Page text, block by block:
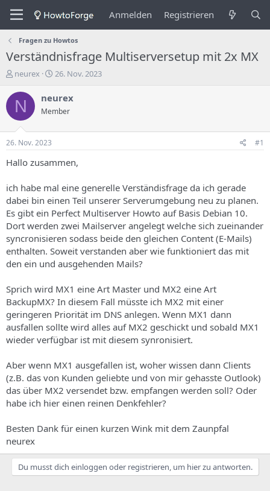
Anmelden Registrieren
Fragen zu Howtos
Verständnisfrage Multiserversetup mit 2x MX
E
s
e
e
r
s
T
h
e
m
a
s
neurex
E
s
e
n
d
a
t
u
m
26. Nov. 2023
N neurex
Member
26. Nov. 2023 #1
Hallo zusammen,
ich habe mal eine generelle Verständisfrage da ich gerade
dabei bin einen Teil unserer Serverumgebung neu zu planen.
Es gibt ein Perfect Multiserver Howto auf Basis Debian 10.
Dort werden zwei Mailserver angelegt welche sich zueinander
syncronisieren sodass beide den gleichen Content (E-Mails)
enthalten. Soweit verstanden aber wie funktioniert das mit
den ein und ausgehenden Mails?
Sprich wird MX1 eine Art Master und MX2 eine Art
BackupMX? In diesem Fall müsste ich MX2 mit einer
geringeren Priorität im DNS anlegen. Wenn MX1 dann
ausfallen sollte wird alles auf MX2 geschickt und sobald MX1
wieder verfügbar ist mit diesem synronisiert.
Aber wenn MX1 ausgefallen ist, woher wissen dann Clients
(z.B. das von Kunden geliebte und von mir gehasste Outlook)
das über MX2 versendet bzw. empfangen werden soll? Oder
habe ich hier einen reinen Denkfehler?
Besten Dank für einen kurzen Wink mit dem Zaunpfal
neurex
Du musst dich einloggen oder registrieren, um hier zu antworten.